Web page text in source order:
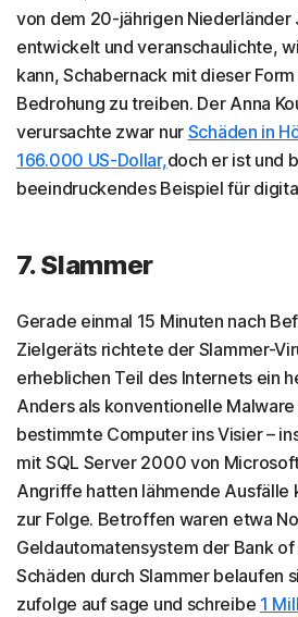
von dem 20-jährigen Niederländer
entwickelt und veranschaulichte,
kann, Schabernack mit dieser
Bedrohung zu treiben. Der Anna
verursachte zwar nur Schäden in
166.000 US-Dollar,doch er ist und
beeindruckendes Beispiel für
7. Slammer
Gerade einmal 15 Minuten nach
Zielgeräts richtete der Slammer-
erheblichen Teil des Internets ein
Anders als konventionelle
bestimmte Computer ins Visier –
mit SQL Server 2000 von
Angriffe hatten lähmende Ausfälle
zur Folge. Betroffen waren etwa
Geldautomatensystem der Bank
Schäden durch Slammer belaufen
zufolge auf sage und schreibe 1